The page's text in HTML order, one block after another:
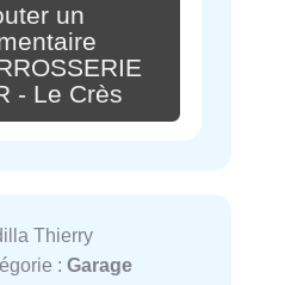
un
- Le Crès
Thierry
: Garage